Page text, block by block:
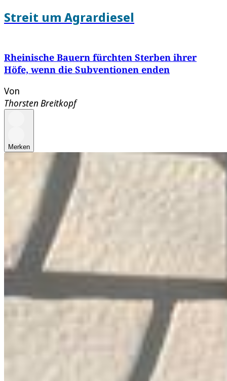
Streit um Agrardiesel
Rheinische Bauern fürchten Sterben ihrer
Höfe, wenn die Subventionen enden
Von
Thorsten Breitkopf
Merken